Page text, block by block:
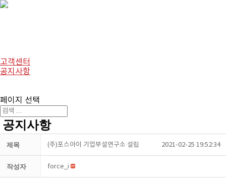
고객센터
공지사항
페이지 선택
공지사항
제목 (주)포스아이 기업부설연구소 설립 2021-02-25 19:52:34
작성자 force_i